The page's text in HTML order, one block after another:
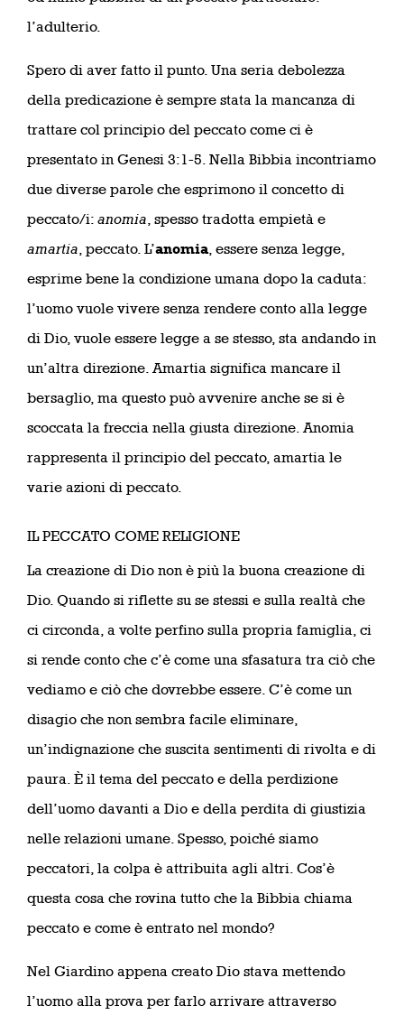
l’adulterio.
Spero di aver fatto il punto. Una seria debolezza
della predicazione è sempre stata la mancanza di
trattare col principio del peccato come ci è
presentato in Genesi 3:1-5. Nella Bibbia incontriamo
due diverse parole che esprimono il concetto di
peccato/i: anomia, spesso tradotta empietà e
amartia, peccato. L’anomia, essere senza legge,
esprime bene la condizione umana dopo la caduta:
l’uomo vuole vivere senza rendere conto alla legge
di Dio, vuole essere legge a se stesso, sta andando in
un’altra direzione. Amartia significa mancare il
bersaglio, ma questo può avvenire anche se si è
scoccata la freccia nella giusta direzione. Anomia
rappresenta il principio del peccato, amartia le
varie azioni di peccato.
IL PECCATO COME RELIGIONE
La creazione di Dio non è più la buona creazione di
Dio. Quando si riflette su se stessi e sulla realtà che
ci circonda, a volte perfino sulla propria famiglia, ci
si rende conto che c’è come una sfasatura tra ciò che
vediamo e ciò che dovrebbe essere. C’è come un
disagio che non sembra facile eliminare,
un’indignazione che suscita sentimenti di rivolta e di
paura. È il tema del peccato e della perdizione
dell’uomo davanti a Dio e della perdita di giustizia
nelle relazioni umane. Spesso, poiché siamo
peccatori, la colpa è attribuita agli altri. Cos’è
questa cosa che rovina tutto che la Bibbia chiama
peccato e come è entrato nel mondo?
Nel Giardino appena creato Dio stava mettendo
l’uomo alla prova per farlo arrivare attraverso